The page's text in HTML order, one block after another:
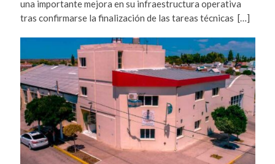
una importante mejora en su infraestructura operativa
tras confirmarse la finalización de las tareas técnicas […]